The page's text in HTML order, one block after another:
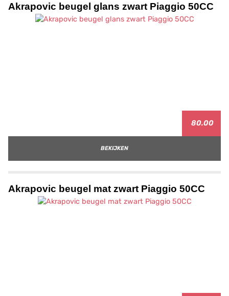
Akrapovic beugel glans zwart Piaggio 50CC
80.00
BEKIJKEN
Akrapovic beugel mat zwart Piaggio 50CC